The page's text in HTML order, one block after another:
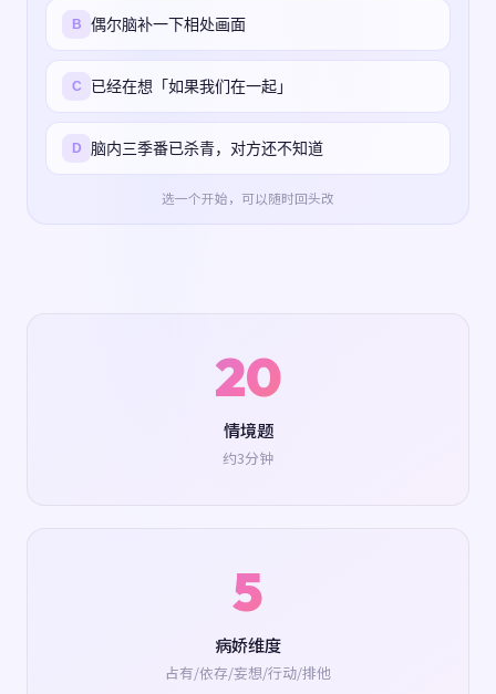
B 偶尔脑补一下相处画面
C 已经在想「如果我们在一起」
D 脑内三季番已杀青，对方还不知道
选一个开始，可以随时回头改
20
情境题
约3分钟
5
病娇维度
占有/依存/妄想/行动/排他